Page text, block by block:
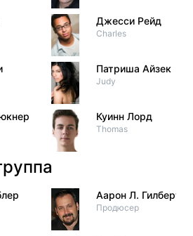
Джесси Рейд
Charles
Патриша Айзек
Judy
Куинн Лорд
Thomas
Аарон Л. Гилберт
Продюсер